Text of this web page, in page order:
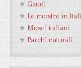
Gaudì
Le mostre in
Musei italiani
Parchi naturali